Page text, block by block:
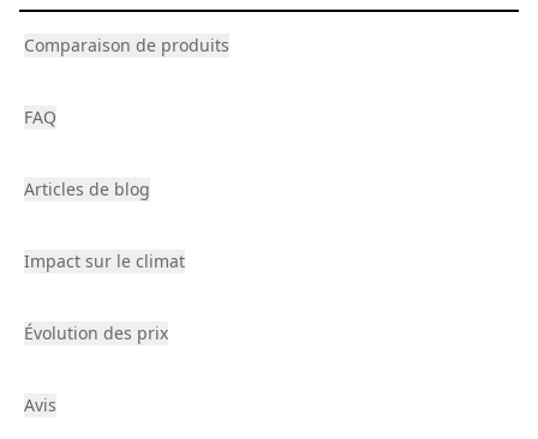
Comparaison de produits
FAQ
Articles de blog
Impact sur le climat
Évolution des prix
Avis